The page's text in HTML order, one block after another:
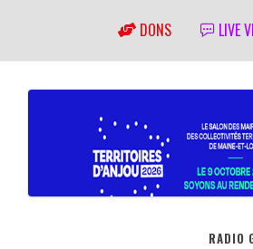
DONS LIVE
RADIO